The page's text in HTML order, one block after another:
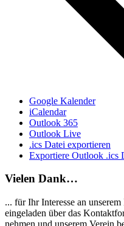
Google Kalender
iCalendar
Outlook 365
Outlook Live
.ics Datei exportieren
Exportiere Outlook .ics
Vielen Dank…
... für Ihr Interesse an
eingeladen über das